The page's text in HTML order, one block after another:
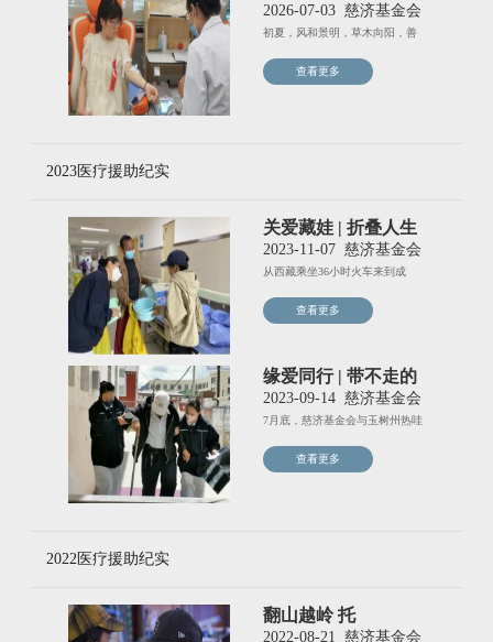
古城因爱滚烫！
2026-07-03 慈济基金会
初夏，风和景明，草木向阳，善
查看更多
2023医疗援助纪实
关爱藏娃 | 折叠人生
的曙光
2023-11-07 慈济基金会
从西藏乘坐36小时火车来到成
查看更多
缘爱同行 | 带不走的
力量 点燃平凡的希
望
2023-09-14 慈济基金会
7月底，慈济基金会与玉树州热哇
查看更多
2022医疗援助纪实
翻山越岭 托
起“心”希望
2022-08-21 慈济基金会